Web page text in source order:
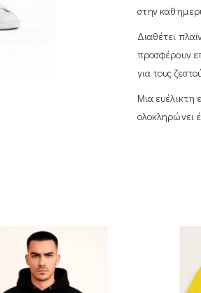
στην
Διαθέτει
προσφέρουν
για τους
Μια ευέλικτη
ολοκληρώνει